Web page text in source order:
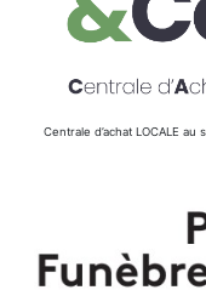
Centrale d’achat LOCALE